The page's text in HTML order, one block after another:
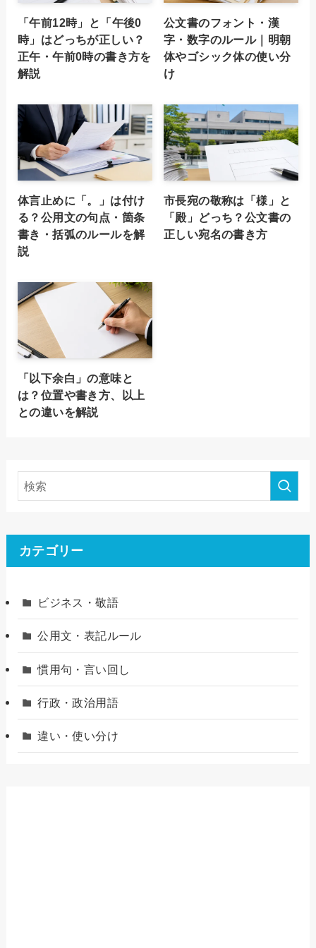
「午前12時」と「午後0
時」はどっちが正しい？
正午・午前0時の書き方を
解説
公文書のフォント・漢
字・数字のルール｜明朝
体やゴシック体の使い分
け
体言止めに「。」は付け
る？公用文の句点・箇条
書き・括弧のルールを解
説
市長宛の敬称は「様」と
「殿」どっち？公文書の
正しい宛名の書き方
「以下余白」の意味と
は？位置や書き方、以上
との違いを解説
カテゴリー
ビジネス・敬語
公用文・表記ルール
慣用句・言い回し
行政・政治用語
違い・使い分け